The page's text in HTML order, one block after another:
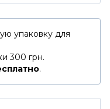
упаковку для
300 грн.
.